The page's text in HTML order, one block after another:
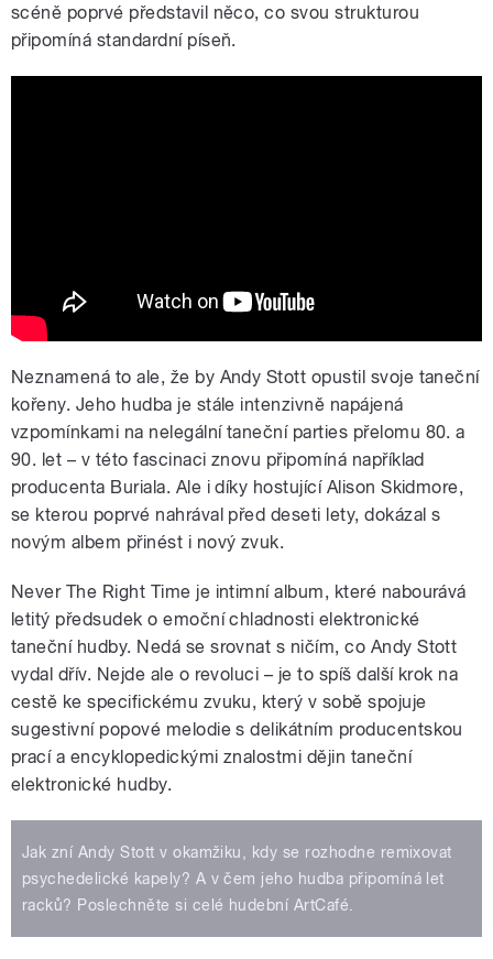
scéně poprvé představil něco, co svou strukturou
připomíná standardní píseň.
Neznamená to ale, že by Andy Stott opustil svoje taneční
kořeny. Jeho hudba je stále intenzivně napájená
vzpomínkami na nelegální taneční parties přelomu 80. a
90. let – v této fascinaci znovu připomíná například
producenta Buriala. Ale i díky hostující Alison Skidmore,
se kterou poprvé nahrával před deseti lety, dokázal s
novým albem přinést i nový zvuk.
Never The Right Time je intimní album, které nabourává
letitý předsudek o emoční chladnosti elektronické
taneční hudby. Nedá se srovnat s ničím, co Andy Stott
vydal dřív. Nejde ale o revoluci – je to spíš další krok na
cestě ke specifickému zvuku, který v sobě spojuje
sugestivní popové melodie s delikátním producentskou
prací a encyklopedickými znalostmi dějin taneční
elektronické hudby.
Jak zní Andy Stott v okamžiku, kdy se rozhodne remixovat
psychedelické kapely? A v čem jeho hudba připomíná let
racků? Poslechněte si celé hudební ArtCafé.